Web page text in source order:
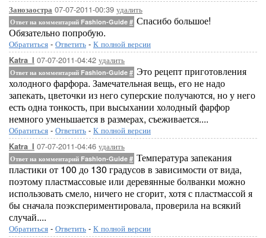
Занозаостра 07-07-2011-00:39 удалить
Ответ на комментарий Fashion-Guide # Спасибо большое!
Обязательно попробую.
Обратиться - Ответить - К полной версии
Katra_I 07-07-2011-04:42 удалить
Ответ на комментарий Fashion-Guide # Это рецепт приготовления
холодного фарфора. Замечательная вещь, его не надо
запекать, цветочки из него суперские получаются, но у него
есть одна тонкость, при высыхании холодный фарфор
немного уменьшается в размерах, съеживается....
Обратиться - Ответить - К полной версии
Katra_I 07-07-2011-04:46 удалить
Ответ на комментарий Fashion-Guide # Температура запекания
пластики от 100 до 130 градусов в зависимости от вида,
поэтому пластмассовые или деревянные болванки можно
использовать смело, ничего не сгорит, хотя с пластмассой я
бы сначала поэкспериментировала, проверила на всякий
случай....
Обратиться - Ответить - К полной версии